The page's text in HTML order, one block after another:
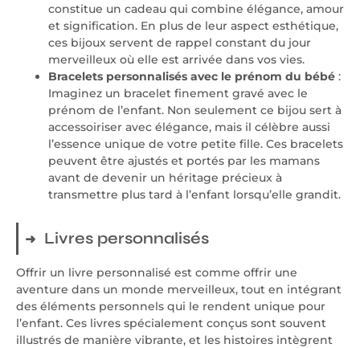
constitue un cadeau qui combine élégance, amour
et signification. En plus de leur aspect esthétique,
ces bijoux servent de rappel constant du jour
merveilleux où elle est arrivée dans vos vies.
Bracelets personnalisés avec le prénom du bébé :
Imaginez un bracelet finement gravé avec le
prénom de l’enfant. Non seulement ce bijou sert à
accessoiriser avec élégance, mais il célèbre aussi
l’essence unique de votre petite fille. Ces bracelets
peuvent être ajustés et portés par les mamans
avant de devenir un héritage précieux à
transmettre plus tard à l’enfant lorsqu’elle grandit.
Livres personnalisés
Offrir un livre personnalisé est comme offrir une
aventure dans un monde merveilleux, tout en intégrant
des éléments personnels qui le rendent unique pour
l’enfant. Ces livres spécialement conçus sont souvent
illustrés de manière vibrante, et les histoires intègrent